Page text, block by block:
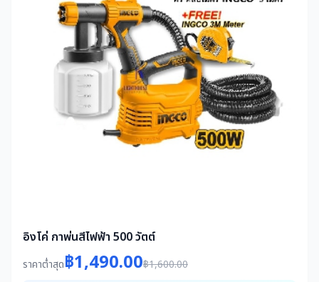
อิงโค่ กาพ่นสีไฟฟ้า 500 วัตต์
ราคาต่ำสุด฿1,490.00฿1,600.00